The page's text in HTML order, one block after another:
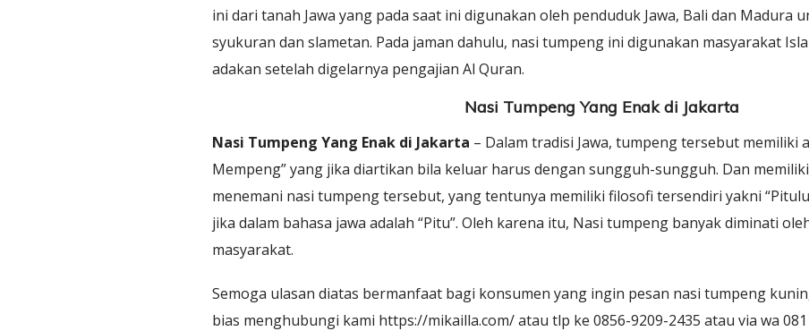
ini dari tanah Jawa yang pada saat ini digunakan oleh penduduk Jawa, Bali dan Madura
syukuran dan slametan. Pada jaman dahulu, nasi tumpeng ini digunakan masyarakat
adakan setelah digelarnya pengajian Al Quran.
Nasi Tumpeng Yang Enak di Jakarta
Nasi Tumpeng Yang Enak di Jakarta – Dalam tradisi Jawa, tumpeng tersebut memiliki
Mempeng” yang jika diartikan bila keluar harus dengan sungguh-sungguh. Dan
menemani nasi tumpeng tersebut, yang tentunya memiliki filosofi tersendiri yakni
jika dalam bahasa jawa adalah “Pitu”. Oleh karena itu, Nasi tumpeng banyak diminati
masyarakat.
Semoga ulasan diatas bermanfaat bagi konsumen yang ingin pesan nasi tumpeng
bias menghubungi kami https://mikailla.com/ atau tlp ke 0856-9209-2435 atau via wa